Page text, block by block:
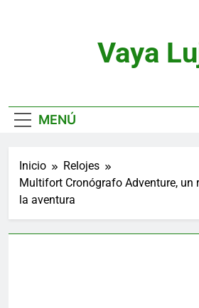
Vaya
MENÚ
Inicio
Relojes
Multifort Cronógrafo Adventure, un
la aventura